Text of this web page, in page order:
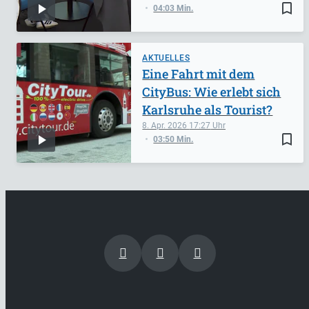
bookmark_border
04:03 Min.
AKTUELLES
bookmark_border
8. Apr. 2026 17:27
03:50 Min.
Eine Fahrt mit dem
CityBus: Wie erlebt sich
Karlsruhe als Tourist?